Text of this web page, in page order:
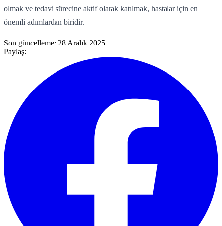
olmak ve tedavi sürecine aktif olarak katılmak, hastalar için en
önemli adımlardan biridir.
Son güncelleme: 28 Aralık 2025
Paylaş: